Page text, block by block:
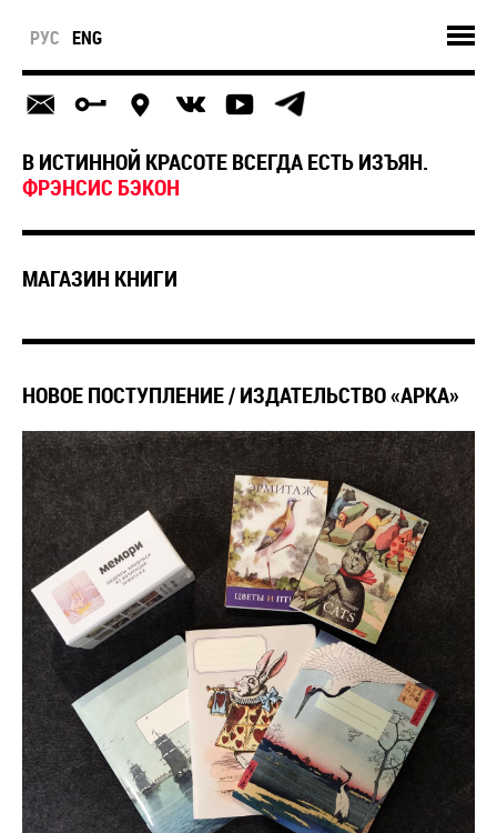
РУС ENG
В ИСТИННОЙ КРАСОТЕ ВСЕГДА ЕСТЬ ИЗЪЯН.
ФРЭНСИС БЭКОН
МАГАЗИН КНИГИ
НОВОЕ ПОСТУПЛЕНИЕ / ИЗДАТЕЛЬСТВО «АРКА»